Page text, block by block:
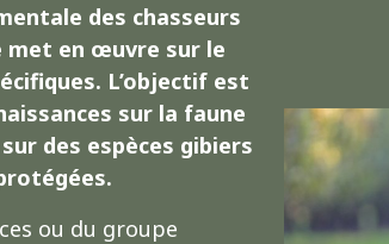
des chasseurs
met en œuvre sur le
L’objectif est
sur la faune
des espèces gibiers
ou du groupe